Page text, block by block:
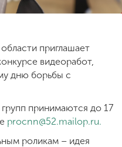
приглашает
видеоработ,
дню борьбы с
принимаются до 17
procnn@52.mailop.ru.
роликам – идея